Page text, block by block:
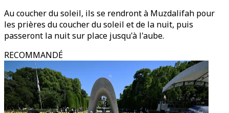
Au coucher du soleil, ils se rendront à Muzdalifah pour
les prières du coucher du soleil et de la nuit, puis
passeront la nuit sur place jusqu'à l'aube.
RECOMMANDÉ